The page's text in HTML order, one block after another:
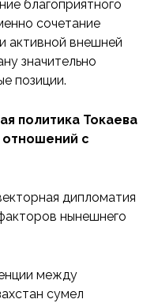
благоприятного
сочетание
активной внешней
значительно
позиции.
политика Токаева
отношений с
дипломатия
нынешнего
между
сумел